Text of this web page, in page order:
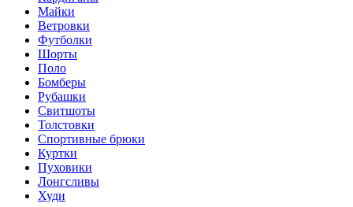
Майки
Ветровки
Футболки
Шорты
Поло
Бомберы
Рубашки
Свитшоты
Толстовки
Спортивные брюки
Куртки
Пуховики
Лонгсливы
Худи